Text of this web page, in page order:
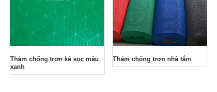
Thảm chống trơn kẻ sọc màu
xanh
Thảm chống trơn nhà tắm